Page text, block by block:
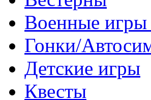
Военные
Гонки/
Детские игры
Квесты